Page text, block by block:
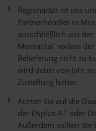
Regionalität ist uns
Partnerhändler in
ausschließlich aus
Mossautal, sodass
Belieferung nicht zu
wird dabei von Jahr
Zustellung höher.
Achten Sie auf die
der ENplus-A1 oder
Außerdem sollten die